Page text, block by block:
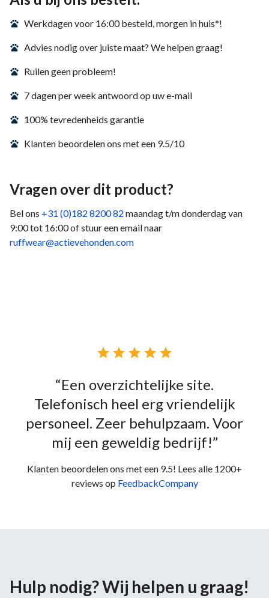
Werkdagen voor 16:00 besteld, morgen in huis*!
Advies nodig over juiste maat? We helpen graag!
Ruilen geen probleem!
7 dagen per week antwoord op uw e-mail
100% tevredenheids garantie
Klanten beoordelen ons met een 9.5/10
Vragen over dit product?
Bel ons +31 (0)182 8200 82 maandag t/m donderdag van
9:00 tot 16:00 of stuur een email naar
ruffwear@actievehonden.com
    
“Een overzichtelijke site.
Telefonisch heel erg vriendelijk
personeel. Zeer behulpzaam. Voor
mij een geweldig bedrijf!”
Klanten beoordelen ons met een 9.5! Lees alle 1200+
reviews op FeedbackCompany
Hulp nodig? Wij helpen u graag!